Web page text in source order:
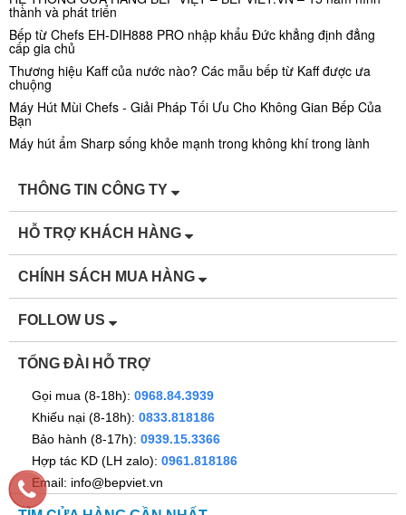
thành và phát triển
Bếp từ Chefs EH-DIH888 PRO nhập khẩu Đức khẳng định đẳng
cấp gia chủ
Thương hiệu Kaff của nước nào? Các mẫu bếp từ Kaff được ưa
chuộng
Máy Hút Mùi Chefs - Giải Pháp Tối Ưu Cho Không Gian Bếp Của
Bạn
Máy hút ẩm Sharp sống khỏe mạnh trong không khí trong lành
THÔNG TIN CÔNG TY
HỖ TRỢ KHÁCH HÀNG
CHÍNH SÁCH MUA HÀNG
FOLLOW US
TỔNG ĐÀI HỖ TRỢ
Gọi mua (8-18h): 0968.84.3939
Khiếu nại (8-18h): 0833.818186
Bảo hành (8-17h): 0939.15.3366
Hợp tác KD (LH zalo): 0961.818186
Email: info@bepviet.vn